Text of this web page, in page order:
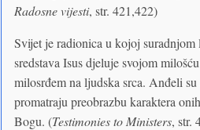
Radosne vijesti, str. 421,422)
Svijet je radionica u kojoj
sredstava Isus djeluje svojom
milosrđem na ljudska srca. Anđeli
promatraju preobrazbu karaktera
Bogu. (Testimonies to Ministers, str.